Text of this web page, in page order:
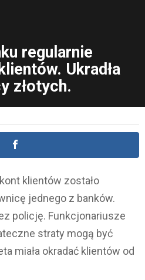
regularnie
Ukradła
złotych.
klientów zostało
jednego z banków.
policję. Funkcjonariusze
straty mogą być
miała okradać klientów od